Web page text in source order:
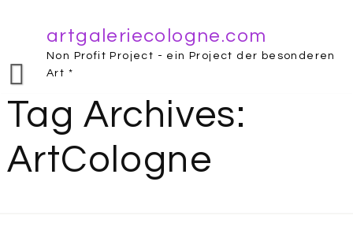
artgaleriecologne.com
Non Profit Project - ein Project der besonderen
Art *
/ ArtCologne
Tag Archives:
ArtCologne